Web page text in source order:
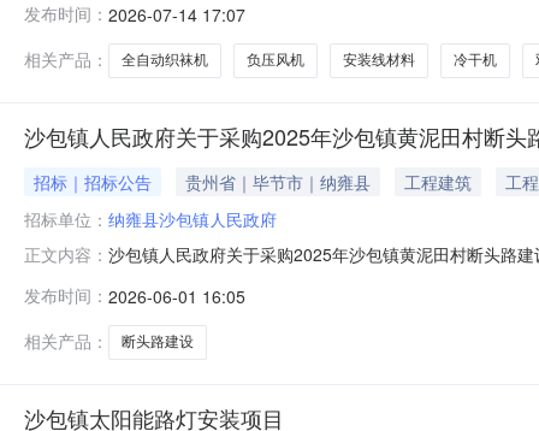
纺织示范基地（全自动织袜设备购置）项目预算金额：
功能或目标：投资195.
发布时间： 2026-07-14 17:07
相关产品：
全自动织袜机 负压风机 安装线材料 冷干机
沙包镇人民政府关于采购2025年沙包镇黄泥田村断头
招标｜招标公告 贵州省｜毕节市｜纳雍县 工程建筑
工程
招标单位： 纳雍县沙包镇人民政府
正文内容： 沙包镇人民政府关于采购2025年沙包镇黄泥田村断头路
2025年沙包镇黄泥田村断头路建设项目（二）建设地点
政奖补）（黔财基〔
发布时间： 2026-06-01 16:05
相关产品：
断头路建设
沙包镇太阳能路灯安装项目